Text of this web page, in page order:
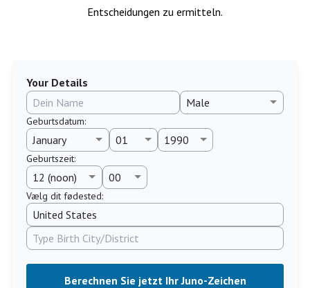
Entscheidungen zu ermitteln.
Your Details
Geburtsdatum:
Geburtszeit:
Vælg dit fødested:
Berechnen Sie jetzt Ihr Juno-Zeichen